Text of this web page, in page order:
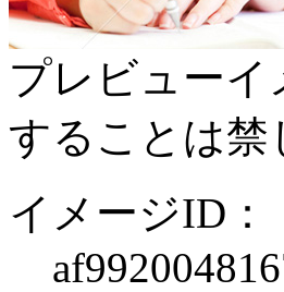
プレビュー
することは
イメージID：